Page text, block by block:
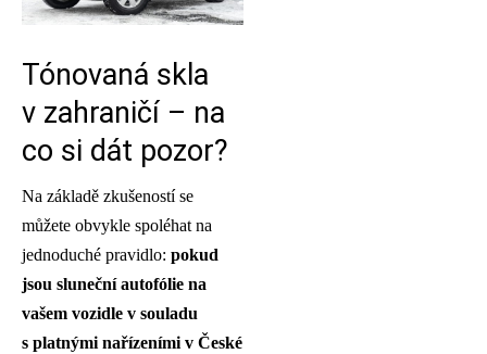
Tónovaná skla
v zahraničí – na
co si dát pozor?
Na základě zkušeností se
můžete obvykle spoléhat na
jednoduché pravidlo: pokud
jsou sluneční autofólie na
vašem vozidle v souladu
s platnými nařízeními v České